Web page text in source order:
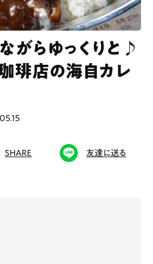
# 女子旅におすすめ
# コーヒー
がらゆっくりと♪
琲店の海自カレ
SHARE 友達に送る